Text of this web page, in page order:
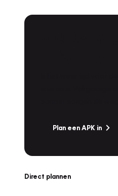
Plan een APK in
Direct plannen